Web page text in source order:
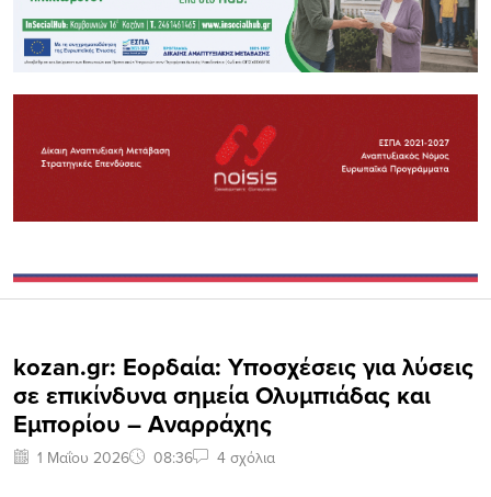
kozan.gr: Εορδαία: Υποσχέσεις για λύσεις
σε επικίνδυνα σημεία Ολυμπιάδας και
Εμπορίου – Aναρράχης
1 Μαΐου 2026 08:36 4 σχόλια